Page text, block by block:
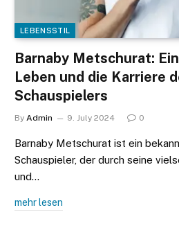
LEBENSSTIL
Barnaby Metschurat:
Leben und die Karriere
Schauspielers
By Admin 9. July 2024 0
Barnaby Metschurat ist ein
Schauspieler, der durch seine
und…
mehr lesen